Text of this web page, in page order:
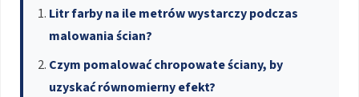
Litr farby na ile metrów wystarczy podczas
malowania ścian?
Czym pomalować chropowate ściany, by
uzyskać równomierny efekt?